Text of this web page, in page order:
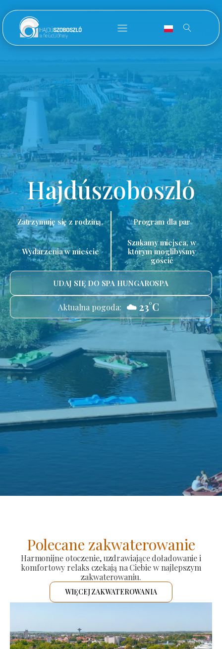
Hajdúszoboszló
Zatrzymuję się z rodziną. Program dla par
Wydarzenia w mieście
Szukamy miejsca, w
którym moglibyśmy
gościć
UDAJ SIĘ DO SPA HUNGAROSPA
Aktualna pogoda: ☁️ 23°C
Polecane zakwaterowanie
Harmonijne otoczenie, uzdrawiające doładowanie i
komfortowy relaks czekają na Ciebie w najlepszym
zakwaterowaniu.
WIĘCEJ ZAKWATEROWANIA